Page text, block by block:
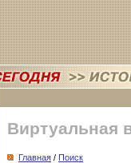
Виртуальная
Главная / Поиск